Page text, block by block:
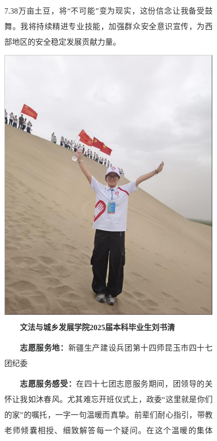
7.38万亩土豆，将“不可能”变为现实，这份信念让我备受鼓
舞。我将持续精进专业技能，加强群众安全意识宣传，为西
部地区的安全稳定发展贡献力量。
文法与城乡发展学院2025届本科毕业生刘书清
志愿服务地： 新疆生产建设兵团第十四师昆玉市四十七
团纪委
志愿服务感受 ：在四十七团志愿服务期间，团领导的关
怀让我如沐春风。尤其难忘开班仪式上，政委“这里就是你们
的家”的嘱托，一字一句温暖而真挚。前辈们耐心指引，带教
老师倾囊相授、细致解答每一个疑问。在这个温暖的集体